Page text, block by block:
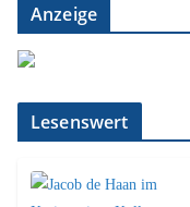
Anzeige
Lesenswert